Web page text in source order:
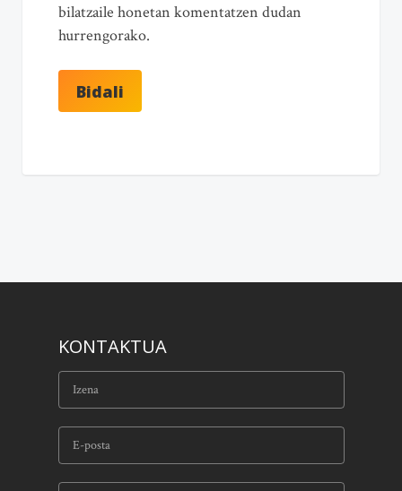
bilatzaile honetan komentatzen dudan
hurrengorako.
KONTAKTUA